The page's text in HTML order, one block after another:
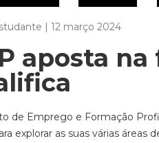
| 12 março 2024
aposta
de Emprego e Formação
explorar as suas várias